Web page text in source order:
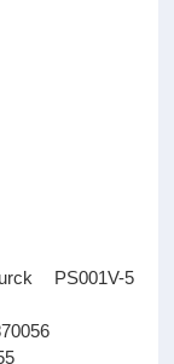
PS001V-5